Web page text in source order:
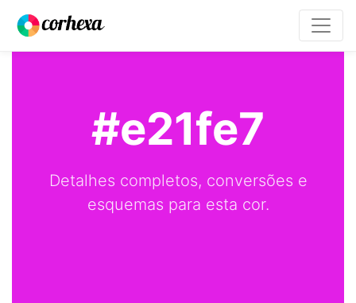
#e21fe7
Detalhes completos, conversões e
esquemas para esta cor.